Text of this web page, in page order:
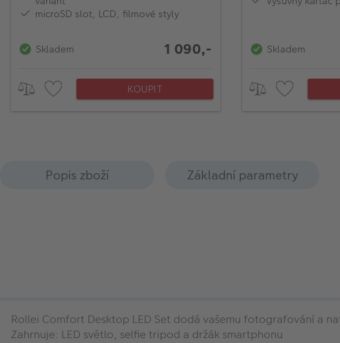
microSD slot, LCD, filmové styly
Skladem 1 090,-
KOUPIT
Skladem
Popis zboží Základní parametry
Rollei Comfort Desktop LED Set dodá vašemu fotografování a
Zahrnuje: LED světlo, selfie tripod a držák smartphonu